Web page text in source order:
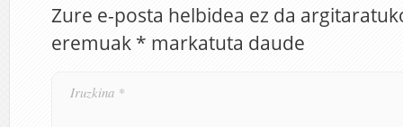
Zure e-posta helbidea ez da
eremuak * markatuta daude